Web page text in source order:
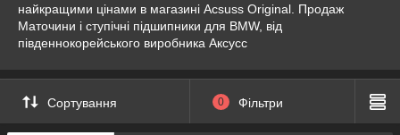
найкращими цінами в магазині Acsuss Original. Продаж
Маточини і ступічні підшипники для BMW, від
південнокорейського виробника Аксусс
Сортування 0 Фільтри